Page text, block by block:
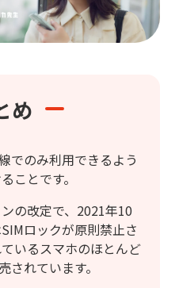
め
でのみ利用できるよう
ことです。
の改定で、2021年10
ロックが原則禁止さ
いるスマホのほとんど
されています。